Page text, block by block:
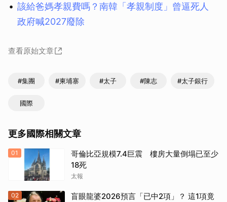
該給爸媽孝親費嗎？南韓「孝親制度」曾逼死人
政府喊2027廢除
查看原始文章
#集團 #柬埔寨 #太子 #陳志 #太子銀行
國際
更多國際相關文章
01
哥倫比亞規模7.4巨震 樓房大量倒塌已至少
18死
太報
02
盲眼龍婆2026預言「已中2項」？ 這1項竟